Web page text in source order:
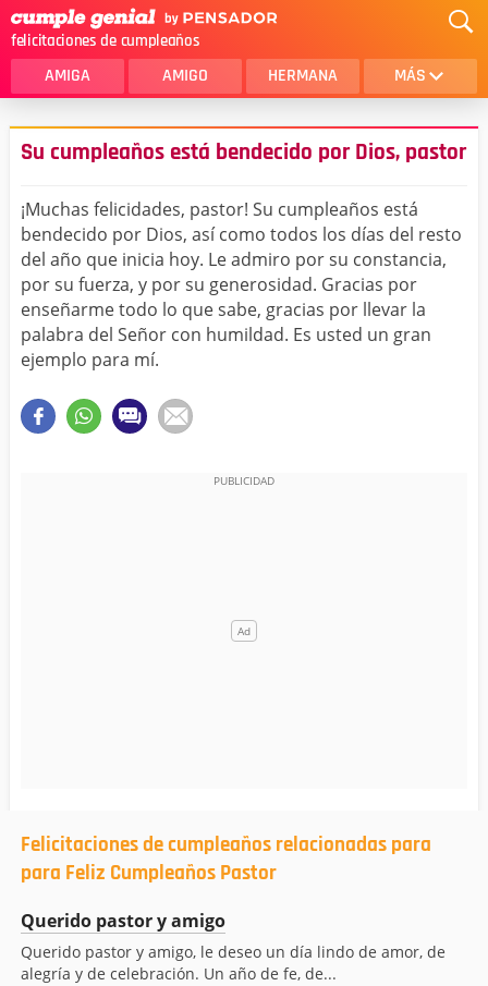
felicitaciones de cumpleaños
AMIGA AMIGO HERMANA MÁS
MAMA
AMOR
SOBRINA
HIJA
HERMANO
HIJO
NOVIA
ESPOSO
PAPA
HOMBRE
ALGUIEN ESPECIAL
TODAS LAS CATEGORÍAS
Su cumpleaños está bendecido por Dios, pastor
¡Muchas felicidades, pastor! Su cumpleaños está
bendecido por Dios, así como todos los días del resto
del año que inicia hoy. Le admiro por su constancia,
por su fuerza, y por su generosidad. Gracias por
enseñarme todo lo que sabe, gracias por llevar la
palabra del Señor con humildad. Es usted un gran
ejemplo para mí.
Felicitaciones de cumpleaños relacionadas para
para Feliz Cumpleaños Pastor
Querido pastor y amigo
Querido pastor y amigo, le deseo un día lindo de amor, de
alegría y de celebración. Un año de fe, de...